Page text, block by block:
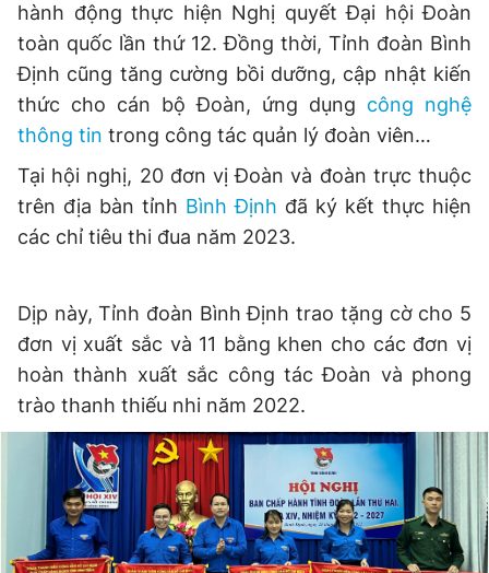
hành động thực hiện Nghị quyết Đại hội Đoàn
toàn quốc lần thứ 12. Đồng thời, Tỉnh đoàn Bình
Định cũng tăng cường bồi dưỡng, cập nhật kiến
thức cho cán bộ Đoàn, ứng dụng công nghệ
thông tin trong công tác quản lý đoàn viên…
Tại hội nghị, 20 đơn vị Đoàn và đoàn trực thuộc
trên địa bàn tỉnh Bình Định đã ký kết thực hiện
các chỉ tiêu thi đua năm 2023.
Dịp này, Tỉnh đoàn Bình Định trao tặng cờ cho 5
đơn vị xuất sắc và 11 bằng khen cho các đơn vị
hoàn thành xuất sắc công tác Đoàn và phong
trào thanh thiếu nhi năm 2022.